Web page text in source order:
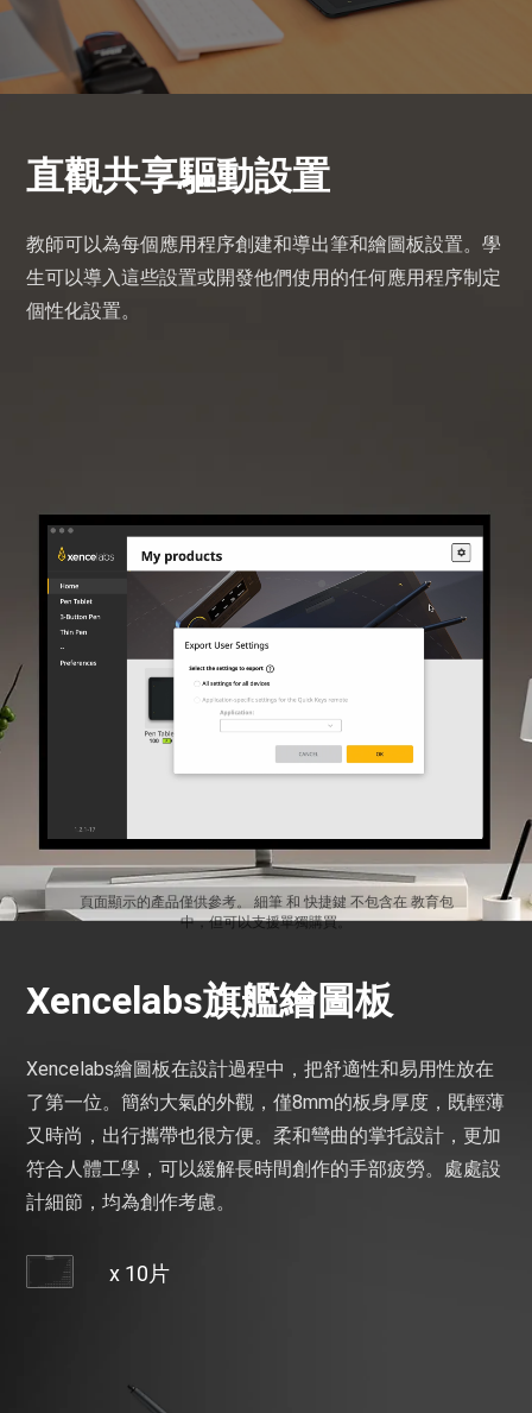
直觀共享驅動設置
教師可以為每個應用程序創建和導出筆和繪圖板設置。學
生可以導入這些設置或開發他們使用的任何應用程序制定
個性化設置。
頁面顯示的產品僅供參考。 細筆 和 快捷鍵 不包含在 教育包
中，但可以支援單獨購買。
Xencelabs旗艦繪圖板
Xencelabs繪圖板在設計過程中，把舒適性和易用性放在
了第一位。簡約大氣的外觀，僅8mm的板身厚度，既輕薄
又時尚，出行攜帶也很方便。柔和彎曲的掌托設計，更加
符合人體工學，可以緩解長時間創作的手部疲勞。處處設
計細節，均為創作考慮。
x 10片